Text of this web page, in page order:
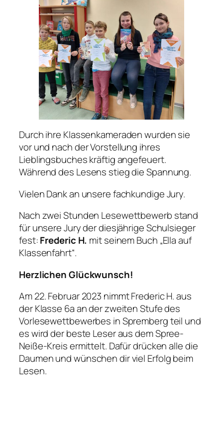
Durch ihre Klassenkameraden wurden sie
vor und nach der Vorstellung ihres
Lieblingsbuches kräftig angefeuert.
Während des Lesens stieg die Spannung.
Vielen Dank an unsere fachkundige Jury.
Nach zwei Stunden Lesewettbewerb stand
für unsere Jury der diesjährige Schulsieger
fest:Frederic H. mit seinem Buch „Ella auf
Klassenfahrt“.
Herzlichen Glückwunsch!
Am 22. Februar 2023 nimmt Frederic H. aus
der Klasse 6a an der zweiten Stufe des
Vorlesewettbewerbes in Spremberg teil und
es wird der beste Leser aus dem Spree-
Neiße-Kreis ermittelt. Dafür drücken alle die
Daumen und wünschen dir viel Erfolg beim
Lesen.